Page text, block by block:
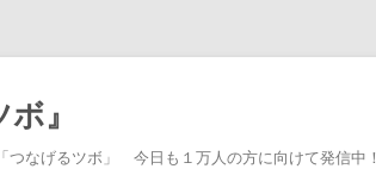
』
つなげるツボ」 今日も１万人の方に向けて発信中！